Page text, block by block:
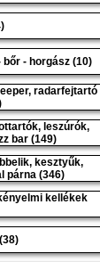
bőr - horgász (10)
radarfejtartó
leszúrók,
bar (149)
kesztyűk,
párna (346)
kellékek